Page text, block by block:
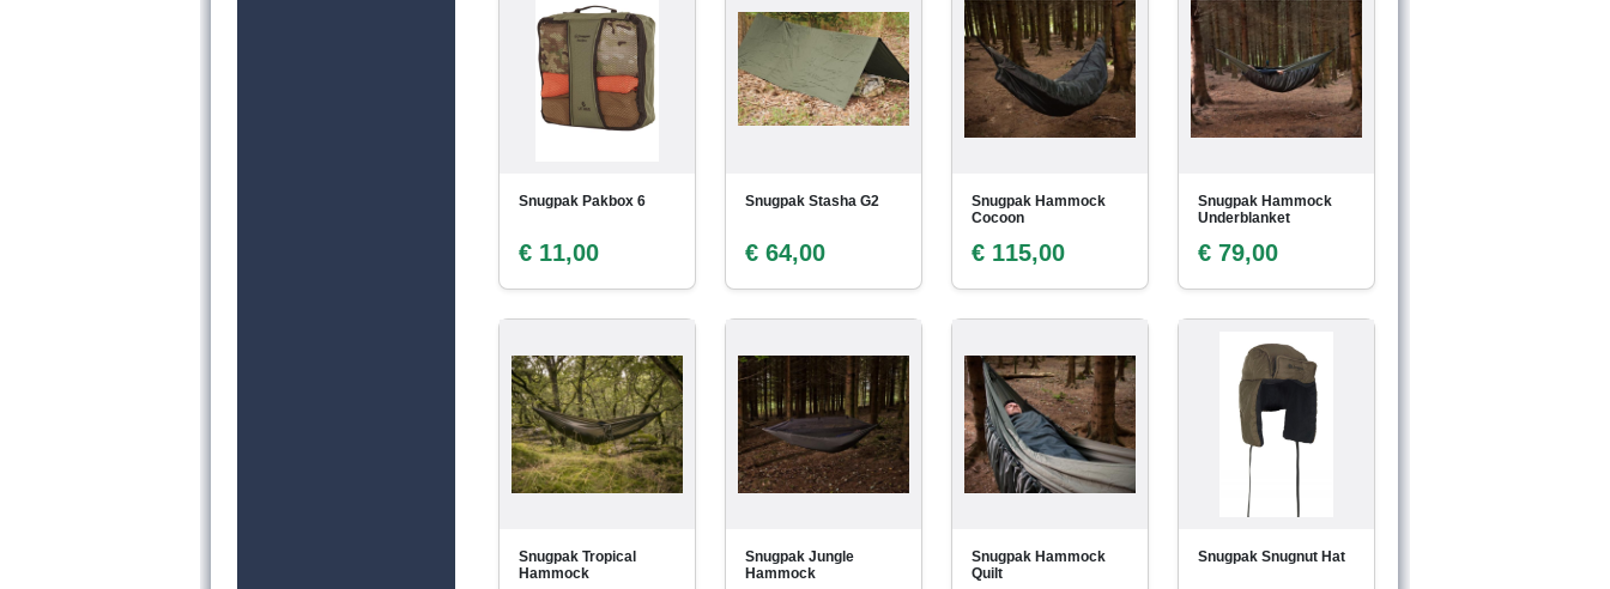
Snugpak Pakbox 6
€ 11,00
Snugpak Stasha G2
€ 64,00
Snugpak Hammock
Cocoon
€ 115,00
Snugpak Hammock
Underblanket
€ 79,00
Snugpak Tropical
Hammock
Snugpak Jungle
Hammock
Snugpak Hammock
Quilt
Snugpak Snugnut Hat